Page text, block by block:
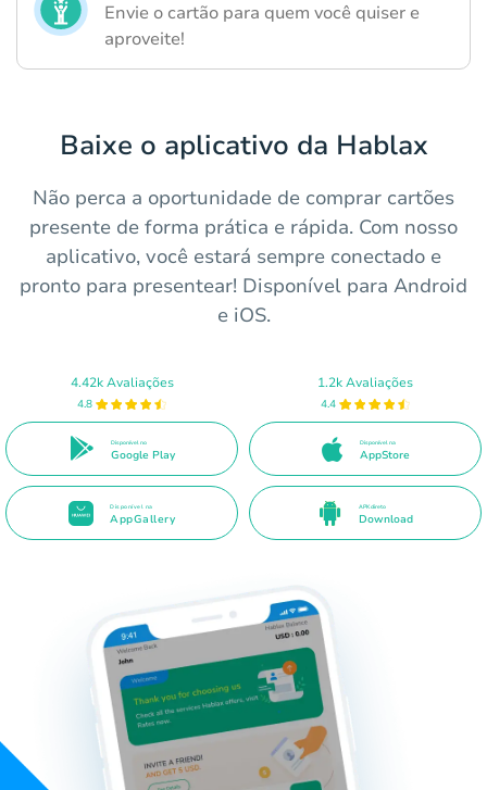
Envie o cartão para quem você quiser e
aproveite!
Baixe o aplicativo da Hablax
Não perca a oportunidade de comprar cartões
presente de forma prática e rápida. Com nosso
aplicativo, você estará sempre conectado e
pronto para presentear! Disponível para Android
e iOS.
4.42k Avaliações
4.8
Disponível no
Google Play
1.2k Avaliações
4.4
Disponível na
AppStore
Disponível na
AppGallery
APK direto
Download